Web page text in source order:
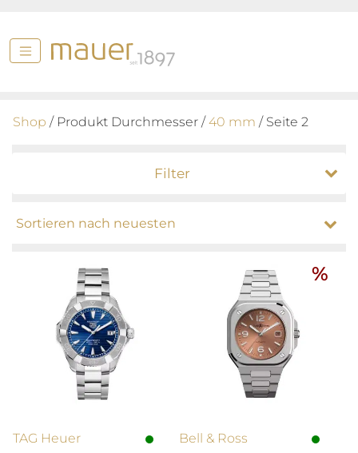
Shop / Produkt Durchmesser /40 mm / Seite 2
Filter
TAG Heuer
%
Bell & Ross